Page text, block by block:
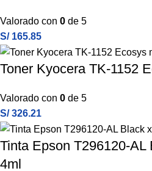
Valorado con 0 de 5
S/165.85
Toner Kyocera TK-1152
Valorado con 0 de 5
S/326.21
Tinta Epson T296120-
4ml